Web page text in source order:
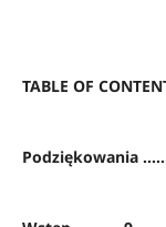
TABLE OF
Podziękowania